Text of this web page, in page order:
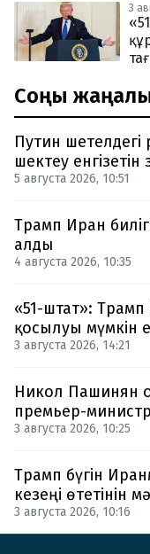
3
Соңғы
Путин шетелдегі
шектеу
5 августа 2026, 10:51
Трамп Иран
алды
4 августа 2026, 10:35
«51-штат»:
қосылуы мүмкін
3 августа 2026, 14:21
Никол Пашинян
премьер-
3 августа 2026, 10:25
Трамп бүгін
кезеңі өтетінін
3 августа 2026, 10:16